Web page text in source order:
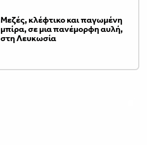
Μεζές, κλέφτικο και παγωμένη
μπίρα, σε μια πανέμορφη αυλή,
στη Λευκωσία